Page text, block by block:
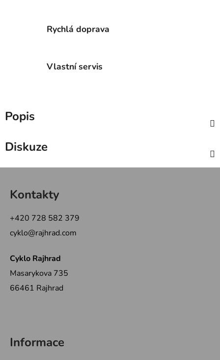
Rychlá doprava
Vlastní servis
Popis
Diskuze
Kontakty
+420 728 582 379
cyklo@rajhrad.com
Cyklo Rajhrad
Masarykova 735
66461 Rajhrad
Informace